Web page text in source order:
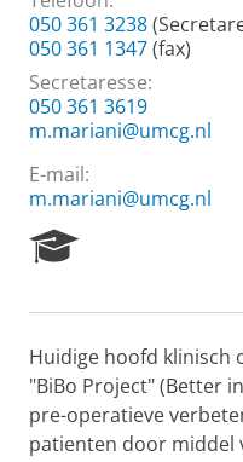
050 361 3238
050 361 1347(fax)
Secretaresse:
050 361 3619
m.mariani@umcg.nl
E-mail:
m.mariani@umcg.nl
e
r
c
h
P
Huidige hoofd klinisch
"BiBo Project" (Better
pre-operatieve
patienten door middel